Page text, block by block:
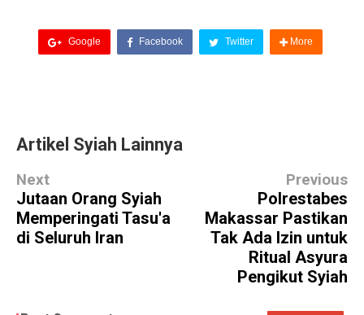
Google Facebook Twitter More
Artikel Syiah Lainnya
Next
Jutaan Orang Syiah
Memperingati Tasu'a
di Seluruh Iran
Previous
Polrestabes
Makassar Pastikan
Tak Ada Izin untuk
Ritual Asyura
Pengikut Syiah